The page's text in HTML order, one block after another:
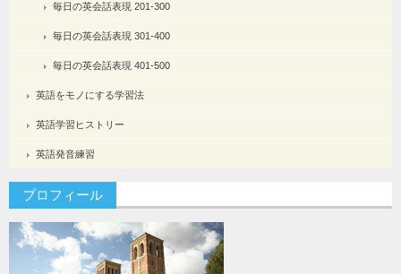
毎日の英会話表現 201-300
毎日の英会話表現 301-400
毎日の英会話表現 401-500
英語をモノにする学習法
英語学習ヒストリー
英語発音練習
プロフィール